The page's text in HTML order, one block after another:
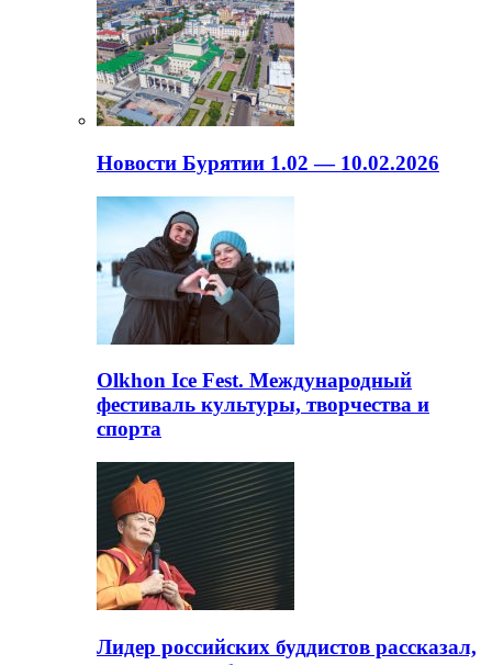
Новости Бурятии 1.02 — 10.02.2026
Olkhon Ice Fest. Международный
фестиваль культуры, творчества и
спорта
Лидер российских буддистов рассказал,